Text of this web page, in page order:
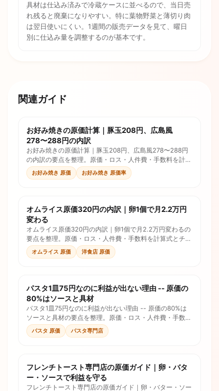
具材は仕込み済みで冷蔵ケースに並べるので、当日売
れ残ると廃棄になりやすい。特に葉物野菜と薄切り肉
は翌日使いにくい。1週間の販売データを見て、曜日
別に仕込み量を調整するのが基本です。
関連ガイド
お好み焼きの原価計算｜豚玉208円、広島風
278〜288円の内訳
お好み焼きの原価計算｜豚玉208円、広島風278〜288円
の内訳の要点を整理。原価・ロス・人件費・手数料を計算
式とチェックリストで確認し、価格判断に使えます。
お好み焼き 原価 お好み焼き 原価率
オムライス原価320円の内訳｜卵1個で月2.2万円
変わる
オムライス原価320円の内訳｜卵1個で月2.2万円変わるの
要点を整理。原価・ロス・人件費・手数料を計算式とチェ
ックリストで確認し、価格判断に使えます。
オムライス 原価 洋食店 原価
パスタ1皿75円なのに利益が出ない理由 -- 原価の
80%はソースと具材
パスタ1皿75円なのに利益が出ない理由 -- 原価の80%は
ソースと具材の要点を整理。原価・ロス・人件費・手数料
を計算式とチェックリストで確認し、価格判断に使えま
す。
パスタ 原価 パスタ専門店
フレンチトースト専門店の原価ガイド｜卵・バタ
ー・ソースで利益を守る
フレンチトースト専門店の原価ガイド｜卵・バター・ソー